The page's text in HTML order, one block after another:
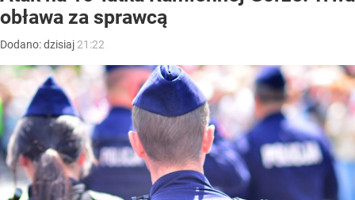
obława za sprawcą
Dodano:dzisiaj 21:22